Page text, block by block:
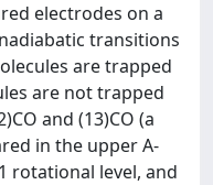
electrodes on a
transitions
are trapped
are not trapped
and (13)CO (a
in the upper A-
rotational level, and